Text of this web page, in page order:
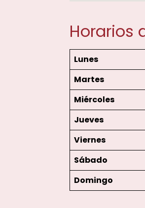
Horarios
Lunes
Martes
Miércoles
Jueves
Viernes
Sábado
Domingo